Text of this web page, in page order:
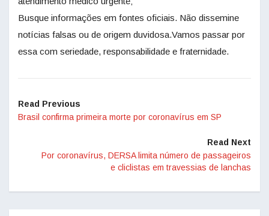
Busque informações em fontes oficiais. Não dissemine
notícias falsas ou de origem duvidosa.Vamos passar por
essa com seriedade, responsabilidade e fraternidade.
Read Previous
Brasil confirma primeira morte por coronavírus em SP
Read Next
Por coronavírus, DERSA limita número de passageiros
e cliclistas em travessias de lanchas